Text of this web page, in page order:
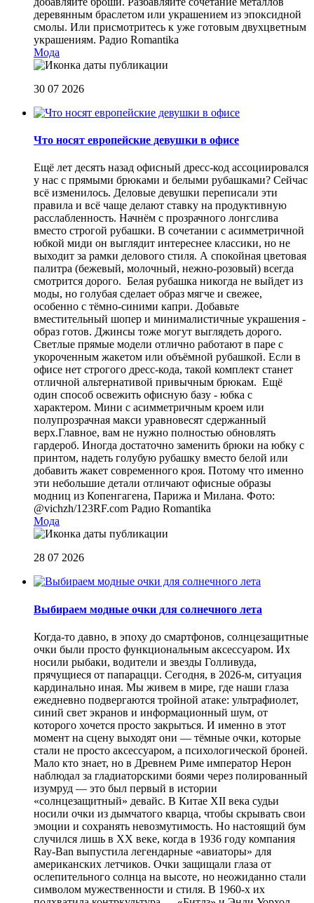
деревянным браслетом или украшением из эпоксидной
смолы. Или присмотритесь к уже готовым двухцветным
украшениям. Радио Romantika
Мода
30 07 2026
Что носят европейские девушки в офисе
Ещё лет десять назад офисный дресс-код ассоциировался
у нас с прямыми брюками и белыми рубашками? Сейчас
всё изменилось. Деловые девушки переписали эти
правила и всё чаще делают ставку на продуктивную
расслабленность. Начнём с прозрачного лонгслива
вместо строгой рубашки. В сочетании с асимметричной
юбкой миди он выглядит интереснее классики, но не
выходит за рамки делового стиля. А спокойная цветовая
палитра (бежевый, молочный, нежно-розовый) всегда
смотрится дорого. Белая рубашка никогда не выйдет из
моды, но голубая сделает образ мягче и свежее,
особенно с тёмно-синими капри. Добавьте
вместительный шопер и минималистичные украшения -
образ готов. Джинсы тоже могут выглядеть дорого.
Светлые прямые модели отлично работают в паре с
укороченным жакетом или объёмной рубашкой. Если в
офисе нет строгого дресс-кода, такой комплект станет
отличной альтернативой привычным брюкам. Ещё
один способ освежить офисную базу - юбка с
характером. Мини с асимметричным кроем или
полупрозрачная макси уравновесят сдержанный
верх.Главное, вам не нужно полностью обновлять
гардероб. Иногда достаточно заменить брюки на юбку с
принтом, надеть голубую рубашку вместо белой или
добавить жакет современного кроя. Потому что именно
эти небольшие детали отличают офисные образы
модниц из Копенгагена, Парижа и Милана. Фото:
@vichzh/123RF.com Радио Romantika
Мода
28 07 2026
Выбираем модные очки для солнечного лета
Когда-то давно, в эпоху до смартфонов, солнцезащитные
очки были просто функциональным аксессуаром. Их
носили рыбаки, водители и звезды Голливуда,
прячущиеся от папарацци. Сегодня, в 2026-м, ситуация
кардинально иная. Мы живем в мире, где наши глаза
ежедневно подвергаются тройной атаке: ультрафиолет,
синий свет экранов и информационный шум, от
которого хочется просто закрыться. И именно в этот
момент на сцену выходят они — тёмные очки, которые
стали не просто аксессуаром, а психологической броней.
Мало кто знает, но в Древнем Риме император Нерон
наблюдал за гладиаторскими боями через полированный
изумруд — это был первый в истории
«солнцезащитный» девайс. В Китае XII века судьи
носили очки из дымчатого кварца, чтобы скрывать свои
эмоции и сохранять невозмутимость. Но настоящий бум
случился лишь в XX веке, когда в 1936 году компания
Ray-Ban выпустила легендарные «авиаторы» для
американских летчиков. Очки защищали глаза от
ослепительного солнца на высоте, но неожиданно стали
символом мужественности и стиля. В 1960-х их